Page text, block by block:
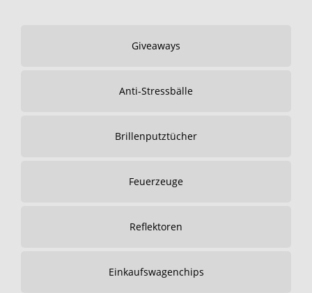
Giveaways
Anti-Stressbälle
Brillenputztücher
Feuerzeuge
Reflektoren
Einkaufswagenchips